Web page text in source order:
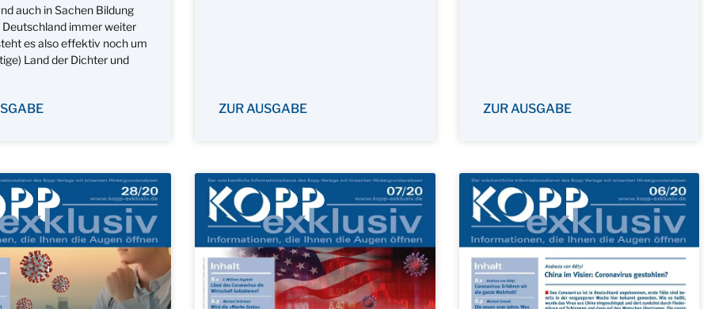
auch in Sachen Bildung
immer weiter
es also effektiv noch um
Land der Dichter und
ZUR AUSGABE ZUR AUSGABE